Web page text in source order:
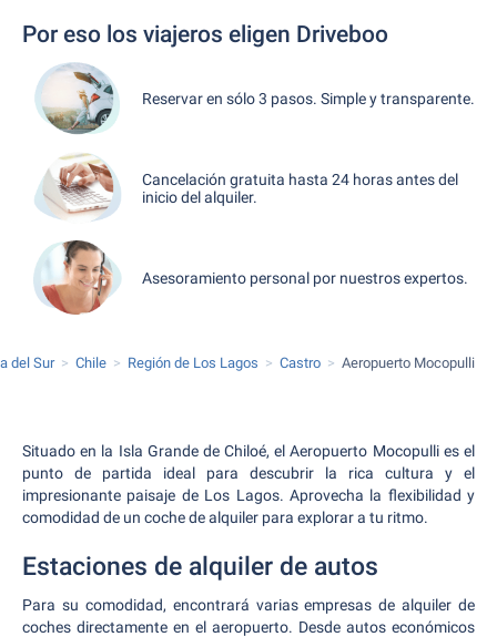
Por eso los viajeros eligen Driveboo
Reservar en sólo 3 pasos. Simple y transparente.
Cancelación gratuita hasta 24 horas antes del
inicio del alquiler.
Asesoramiento personal por nuestros expertos.
del Sur Chile Región de Los Lagos Castro Aeropuerto Mocopulli
Situado en la Isla Grande de Chiloé, el Aeropuerto Mocopulli es el
punto de partida ideal para descubrir la rica cultura y el
impresionante paisaje de Los Lagos. Aprovecha la flexibilidad y
comodidad de un coche de alquiler para explorar a tu ritmo.
Estaciones de alquiler de autos
Para su comodidad, encontrará varias empresas de alquiler de
coches directamente en el aeropuerto. Desde autos económicos